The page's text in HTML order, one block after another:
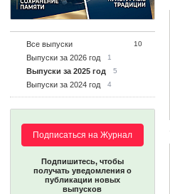
Все выпуски 10
Выпуски за 2026 год 1
Выпуски за 2025 год 5
Выпуски за 2024 год 4
Подписаться на Журнал
Подпишитесь, чтобы
получать уведомления о
публикации новых
выпусков